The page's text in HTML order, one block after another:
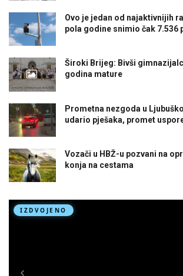
Ovo je jedan od najaktivnijih
pola godine snimio čak 7.536
Široki Brijeg: Bivši
godina mature
Prometna nezgoda u
udario pješaka, promet
Vozači u HBŽ-u pozvani na
konja na cestama